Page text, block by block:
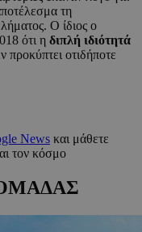
τη
Ο ίδιος ο
ότι η διπλή ιδιότητά
προκύπτει οτιδήποτε
News και μάθετε
τον κόσμο